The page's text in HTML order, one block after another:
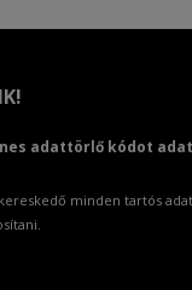
adattörlő kódot
minden tartós